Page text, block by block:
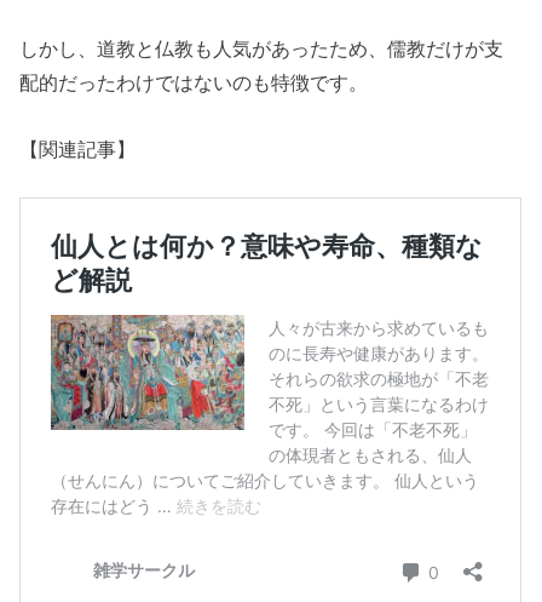
しかし、道教と仏教も人気があったため、儒教だけが支
配的だったわけではないのも特徴です。
【関連記事】